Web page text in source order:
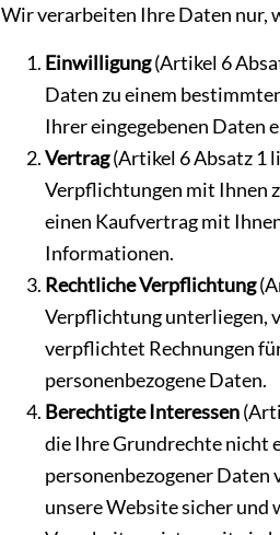
Wir verarbeiten Ihre Daten nur,
Einwilligung(Artikel 6
Daten zu einem
Ihrer eingegebenen Daten
Vertrag(Artikel 6 Absatz 1
Verpflichtungen mit Ihnen
einen Kaufvertrag mit
Informationen.
Rechtliche Verpflichtung
Verpflichtung unterliegen,
verpflichtet Rechnungen
personenbezogene Daten.
Berechtigte Interessen
die Ihre Grundrechte nicht
personenbezogener Daten
unsere Website sicher